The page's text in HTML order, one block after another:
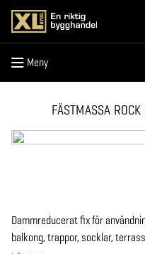
Meny
Meny
FÄSTMASSA
Dammreducerat fix för
balkong, trappor, socklar,